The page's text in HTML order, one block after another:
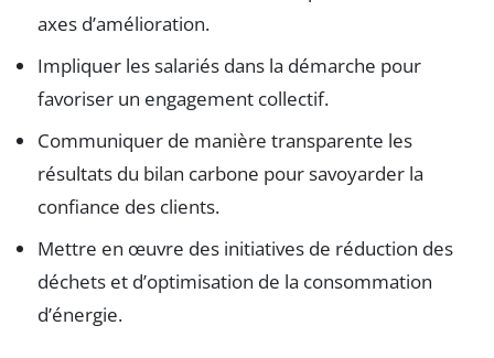
axes d’amélioration.
Impliquer les salariés dans la démarche pour
favoriser un engagement collectif.
Communiquer de manière transparente les
résultats du bilan carbone pour savoyarder la
confiance des clients.
Mettre en œuvre des initiatives de réduction des
déchets et d’optimisation de la consommation
d’énergie.